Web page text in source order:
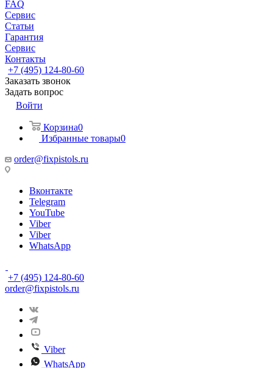
FAQ
Сервис
Статьи
Гарантия
Сервис
Контакты
+7 (495) 124-80-60
Заказать звонок
Задать вопрос
Войти
Корзина0
Избранные товары0
order@fixpistols.ru
Вконтакте
Telegram
YouTube
Viber
Viber
WhatsApp
+7 (495) 124-80-60
order@fixpistols.ru
Viber
WhatsApp